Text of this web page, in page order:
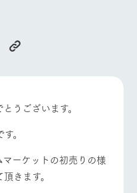
Ark館ヶ森で開
催しているイベ
情報やスケジュ
ビゲート
動物とふ
れあう
アクティ
ビティ／
うございます。
。
ーケットの初売りの様
きます。